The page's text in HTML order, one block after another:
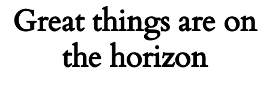
Great things are on
the horizon